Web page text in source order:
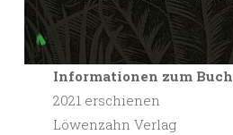
Informationen zum Buch
2021 erschienen
Löwenzahn Verlag